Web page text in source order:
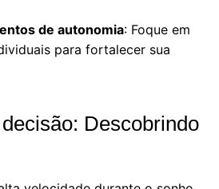
de autonomia: Foque em
para fortalecer sua
Descobrindo